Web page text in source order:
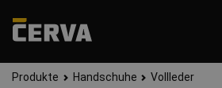
Produkte Handschuhe Vollleder